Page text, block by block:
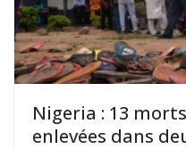
Nigeria : 13
enlevées dans